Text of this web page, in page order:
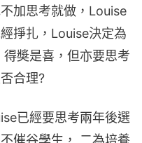
加思考就做，Louise
掙扎，Louise決定為
得奬是喜，但亦要思考
合理?
已經要思考兩年後選
催谷學生， 二為培養